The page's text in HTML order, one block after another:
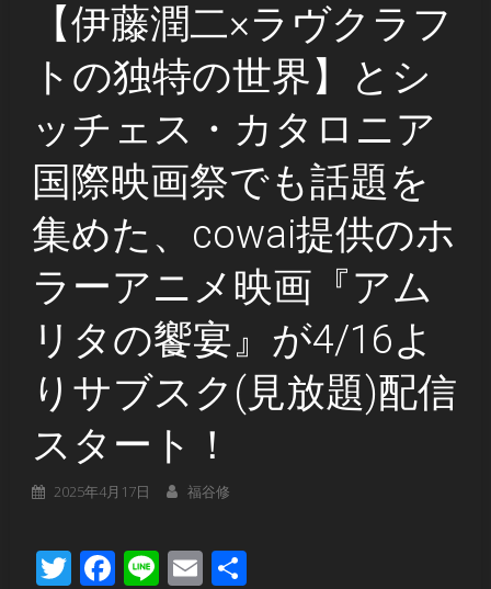
【伊藤潤二×ラヴクラフ
トの独特の世界】とシ
ッチェス・カタロニア
国際映画祭でも話題を
集めた、cowai提供のホ
ラーアニメ映画『アム
リタの饗宴』が4/16よ
りサブスク(見放題)配信
スタート！
2025年4月17日 福谷修
Twitter
Facebook
LineEmail